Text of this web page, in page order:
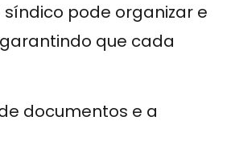
síndico pode organizar e
que cada
documentos e a